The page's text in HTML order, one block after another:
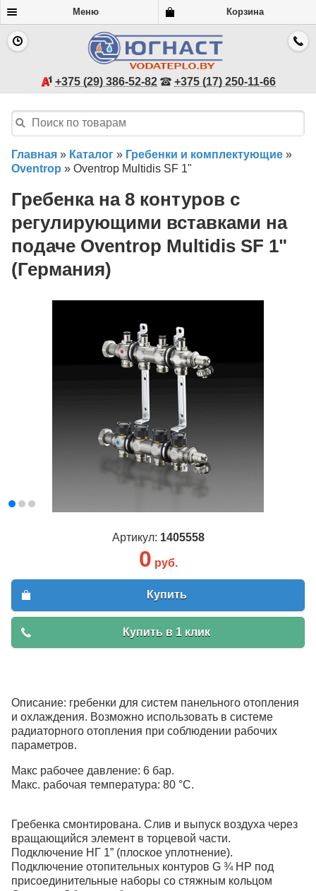
Меню Корзина
+375 (29) 386-52-82 +375 (17) 250-11-66
Главная » Каталог » Гребенки и комплектующие »
Oventrop » Oventrop Multidis SF 1"
Гребенка на 8 контуров с
регулирующими вставками на
подаче Oventrop Multidis SF 1"
(Германия)
Артикул: 1405558
0 руб.
Купить
Купить в 1 клик
Описание: гребенки для систем панельного отопления
и охлаждения. Возможно использовать в системе
радиаторного отопления при соблюдении рабочих
параметров.
Макс рабочее давление: 6 бар.
Макс. рабочая температура: 80 °C.
Гребенка смонтирована. Слив и выпуск воздуха через
вращающийся элемент в торцевой части.
Подключение НГ 1” (плоское уплотнение).
Подключение отопительных контуров G ¾ НР под
присоединительные наборы со стяжным кольцом